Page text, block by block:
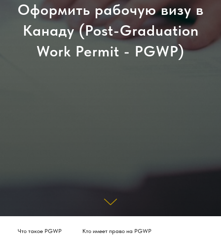
Оформить рабочую визу в
Канаду (Post-Graduation
Work Permit - PGWP)
Что такое PGWP Кто имеет право на PGWP